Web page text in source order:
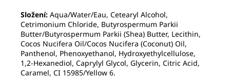
Složení: Aqua/Water/Eau, Cetearyl Alcohol,
Cetrimonium Chloride, Butyrospermum Parkii
Butter/Butyrospermum Parkii (Shea) Butter, Lecithin,
Cocos Nucifera Oil/Cocos Nucifera (Coconut) Oil,
Panthenol, Phenoxyethanol, Hydroxyethylcellulose,
1,2-Hexanediol, Caprylyl Glycol, Glycerin, Citric Acid,
Caramel, CI 15985/Yellow 6.